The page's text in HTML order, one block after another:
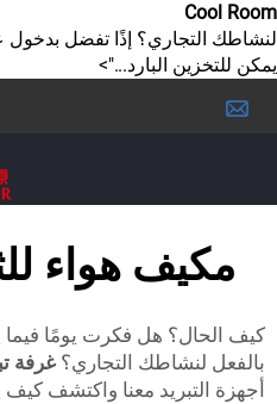
إذًا تفضل بدخول عالم
البارد...">
هواء للثلاجة
هل فكرت يومًا فيما يمكن أن
التجاري؟غرفة تبريد لذا
معنا واكتشف كيف يمكن